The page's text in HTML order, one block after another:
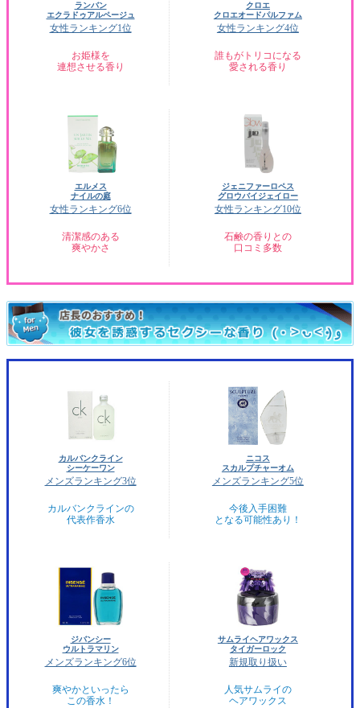
ランバン
エクラドゥアルページュ
女性ランキング1位
お姫様を
連想させる香り
クロエ
クロエオードパルファム
女性ランキング4位
誰もがトリコになる
愛される香り
エルメス
ナイルの庭
女性ランキング6位
清潔感のある
爽やかさ
ジェニファーロペス
グロウバイジェイロー
女性ランキング10位
石鹸の香りとの
口コミ多数
カルバンクライン
シーケーワン
メンズランキング3位
カルバンクラインの
代表作香水
ニコス
スカルプチャーオム
メンズランキング5位
今後入手困難
となる可能性あり！
ジバンシー
ウルトラマリン
メンズランキング6位
爽やかといったら
この香水！
サムライヘアワックス
タイガーロック
新規取り扱い
人気サムライの
ヘアワックス